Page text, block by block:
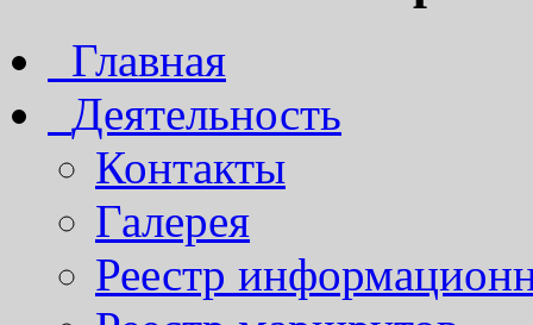
Главная
Деятельность
Контакты
Галерея
Реестр